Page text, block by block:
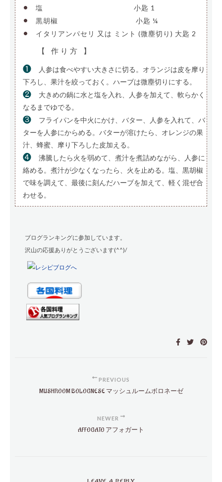
• 塩 小匙 1
• 黒胡椒 小匙 ¼
• イタリアンパセリ 又は ミント (微塵切り) 大匙 2
【 作り方 】
❶
人参は食べやすい大きさに切る。オランジは皮を摩り
下ろし、果汁を絞っておく。ハーブは微塵切りにする。
❷
大きめの鍋に水と塩を入れ、人参を加えて、軟らかく
なるまでゆでる。
❸
フライパンを中火にかけ、バター、人参を入れて、バ
ターを人参にからめる。バターが溶けたら、オレンジの果
汁、蜂蜜、摩り下ろした皮加える。
❹
沸騰したら火を弱めて、煮汁を煮詰めながら、人参に
絡める。煮汁が少なくなったら、火を止める。塩、黒胡椒
で味を調えて、最後に刻んだハーブを加えて、軽く混ぜ合
わせる。
ブログランキングに参加しています。
沢山の応援ありがとうございます(^^)/
PREVIOUS
MUSHROOM BOLOGNESE マッシュルームボロネーゼ
NEWER
AFFOGATO アフォガート